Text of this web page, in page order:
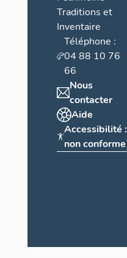
Traditions et
Inventaire
Téléphone :
04 88 10 76
66
Nous
contacter
Aide
Accessibilité :
non conforme